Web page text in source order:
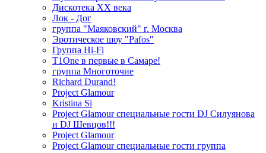
Дискотека ХХ века
Лок - Дог
группа "Маяковский" г. Москва
Эротическое шоу "Pafos"
Группа Hi-Fi
T1One в первые в Самаре!
группа Многоточие
Richard Durand!
Project Glamour
Kristina Si
Project Glamour специальные гости DJ Силуянова
и DJ Шевцов!!!
Project Glamour
Project Glamour специальные гости группа